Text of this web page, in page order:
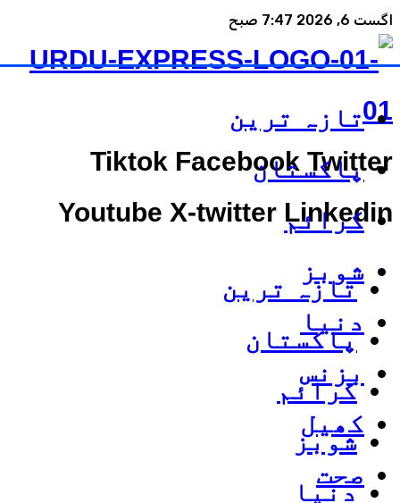
اگست 6, 2026 7:47 صبح
Tiktok Facebook Twitter
Youtube X-twitter Linkedin
تازہ ترین
پاکستان
کرائم
شوبز
دنیا
تازہ ترین
پاکستان
کرائم
شوبز
دنیا
بزنس
کھیل
صحت